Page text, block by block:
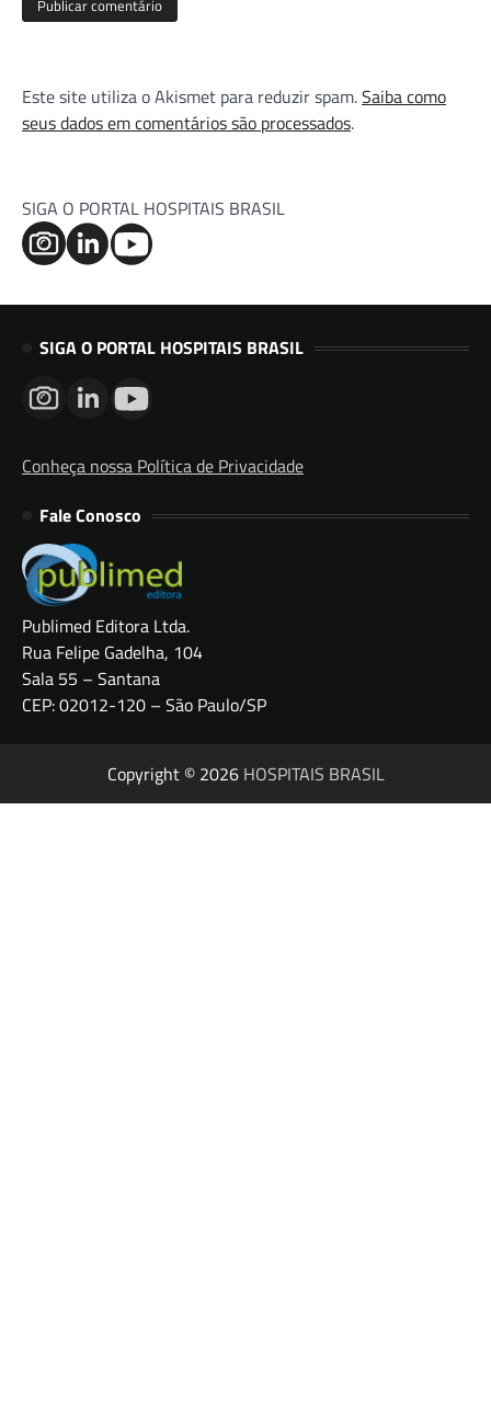
Este site utiliza o Akismet para reduzir spam.Saiba como
seus dados em comentários são processados.
SIGA O PORTAL HOSPITAIS BRASIL
SIGA O PORTAL HOSPITAIS BRASIL
Conheça nossa Política de Privacidade
Fale Conosco
Publimed Editora Ltda.
Rua Felipe Gadelha, 104
Sala 55 – Santana
CEP: 02012-120 – São Paulo/SP
Copyright © 2026 HOSPITAIS BRASIL